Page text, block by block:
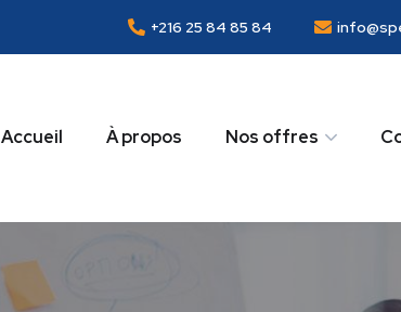
+216 25 84 85 84
Accueil À propos Nos offres